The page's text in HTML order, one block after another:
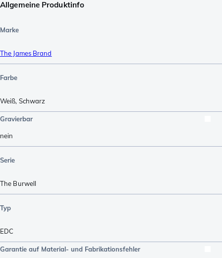
Allgemeine Produktinfo
Marke
The James Brand
Farbe
Weiß, Schwarz
Gravierbar
nein
Serie
The Burwell
Typ
EDC
Garantie auf Material- und Fabrikationsfehler